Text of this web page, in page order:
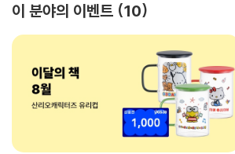
이 분야의 이벤트 10